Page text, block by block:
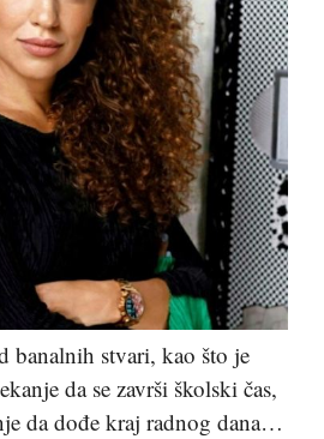
banalnih stvari, kao što je
da se završi školski čas,
da dođe kraj radnog dana…